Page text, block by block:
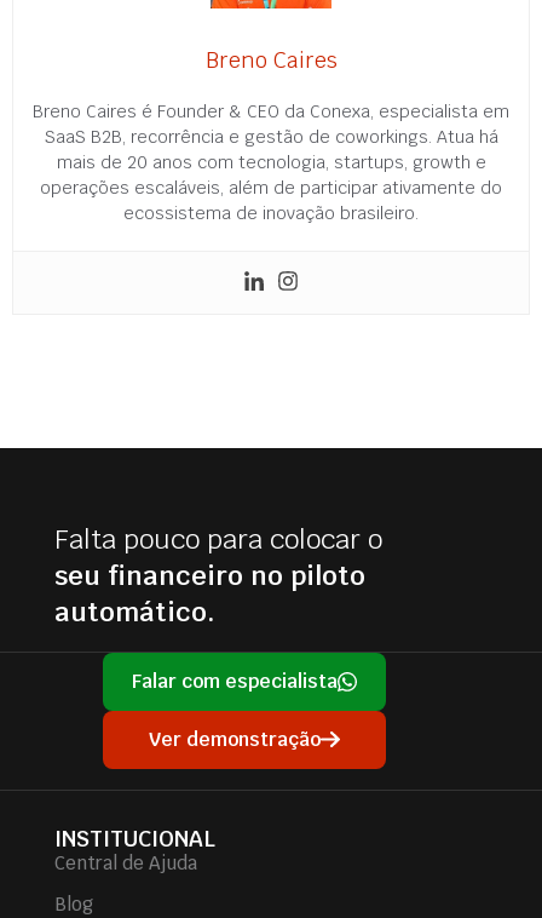
Breno Caires
Breno Caires é Founder & CEO da Conexa, especialista em
SaaS B2B, recorrência e gestão de coworkings. Atua há
mais de 20 anos com tecnologia, startups, growth e
operações escaláveis, além de participar ativamente do
ecossistema de inovação brasileiro.
Falta pouco para colocar o
seu financeiro no piloto
automático.
Falar com especialista
Ver demonstração
INSTITUCIONAL
Central de Ajuda
Blog